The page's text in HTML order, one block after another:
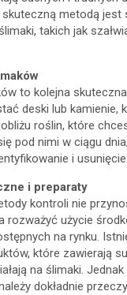
metodą jest
takich jak
to kolejna
deski lub kamienie,
roślin, które
pod nimi w ciągu
i usunięcie.
i preparaty
kontroli nie
rozważyć użycie
na rynku.
które zawierają
na ślimaki.
dokładnie